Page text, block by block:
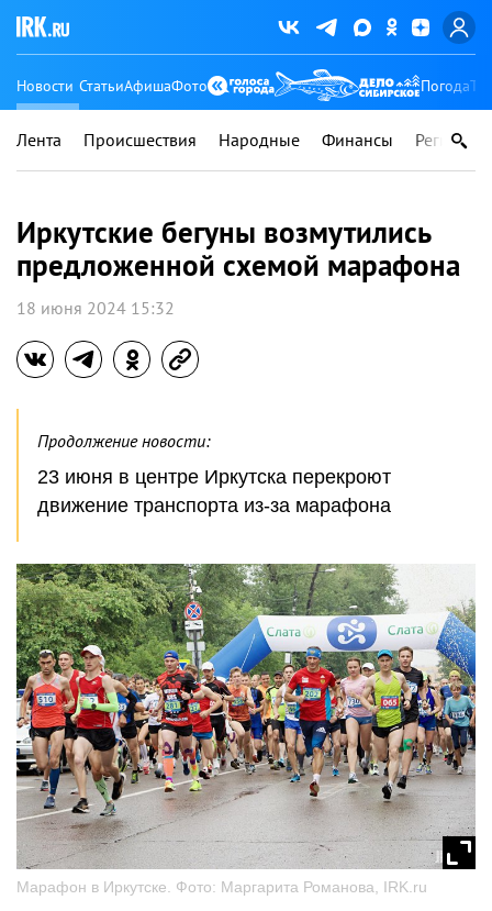
Новости СтатьиАфишаФото Погода
Лента Происшествия Народные Финансы Регионы
Иркутские бегуны возмутились
предложенной схемой марафона
18 июня 2024 15:32
Продолжение новости:
23 июня в центре Иркутска перекроют
движение транспорта из-за марафона
Марафон в Иркутске. Фото: Маргарита Романова, IRK.ru